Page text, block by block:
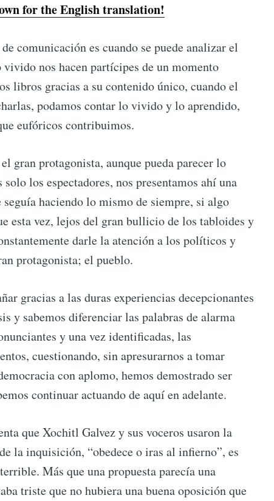
for the English translation!
comunicación es cuando se puede analizar el
nos hacen partícipes de un momento
libros gracias a su contenido único, cuando el
podamos contar lo vivido y lo aprendido,
eufóricos contribuimos.
gran protagonista, aunque pueda parecer lo
los espectadores, nos presentamos ahí una
seguía haciendo lo mismo de siempre, si algo
esta vez, lejos del gran bullicio de los tabloides y
darle la atención a los políticos y
protagonista; el pueblo.
gracias a las duras experiencias decepcionantes
y sabemos diferenciar las palabras de alarma
y una vez identificadas, las
cuestionando, sin apresurarnos a tomar
con aplomo, hemos demostrado ser
continuar actuando de aquí en adelante.
que Xochitl Galvez y sus voceros usaron la
la inquisición, “obedece o iras al infierno”, es
Más que una propuesta parecía una
triste que no hubiera una buena oposición que